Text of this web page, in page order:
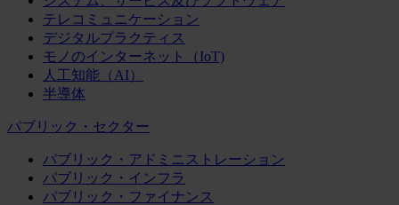
テレコミュニケーション
デジタルプラクティス
モノのインターネット（IoT)
人工知能（AI）
半導体
パブリック・セクター
パブリック・アドミニストレーション
パブリック・インフラ
パブリック・ファイナンス